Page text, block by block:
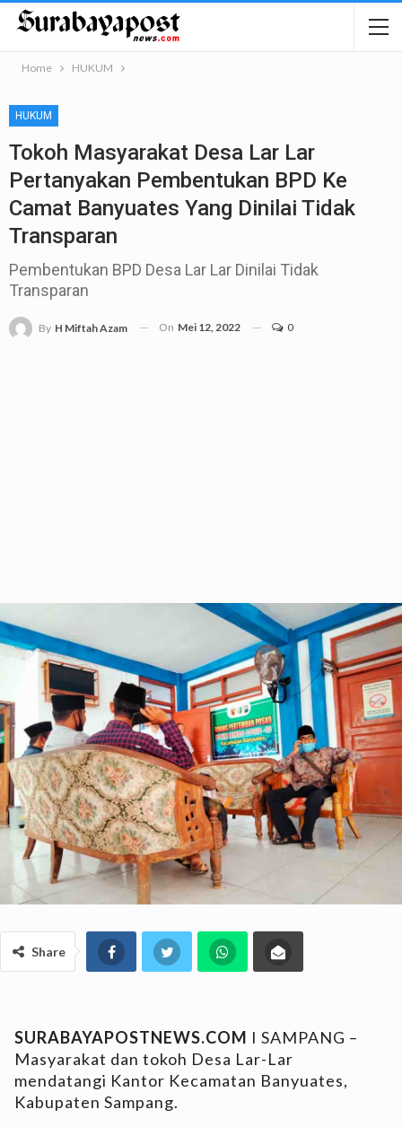
Home HUKUM
HUKUM
Tokoh Masyarakat Desa Lar Lar
Pertanyakan Pembentukan BPD Ke
Camat Banyuates Yang Dinilai Tidak
Transparan
Pembentukan BPD Desa Lar Lar Dinilai Tidak
Transparan
By H Miftah Azam On Mei 12, 2022 0
Share
SURABAYAPOSTNEWS.COM I SAMPANG –
Masyarakat dan tokoh Desa Lar-Lar
mendatangi Kantor Kecamatan Banyuates,
Kabupaten Sampang.